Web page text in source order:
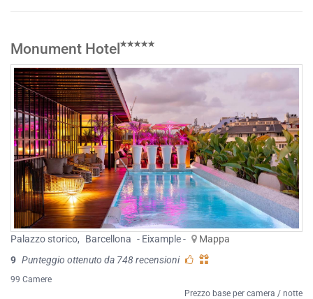
Monument Hotel
Palazzo storico, Barcellona - Eixample -
Mappa
9 Punteggio ottenuto da 748 recensioni
99 Camere
Prezzo base per camera / notte